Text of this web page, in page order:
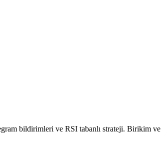
bildirimleri ve RSI tabanlı strateji. Birikim ve